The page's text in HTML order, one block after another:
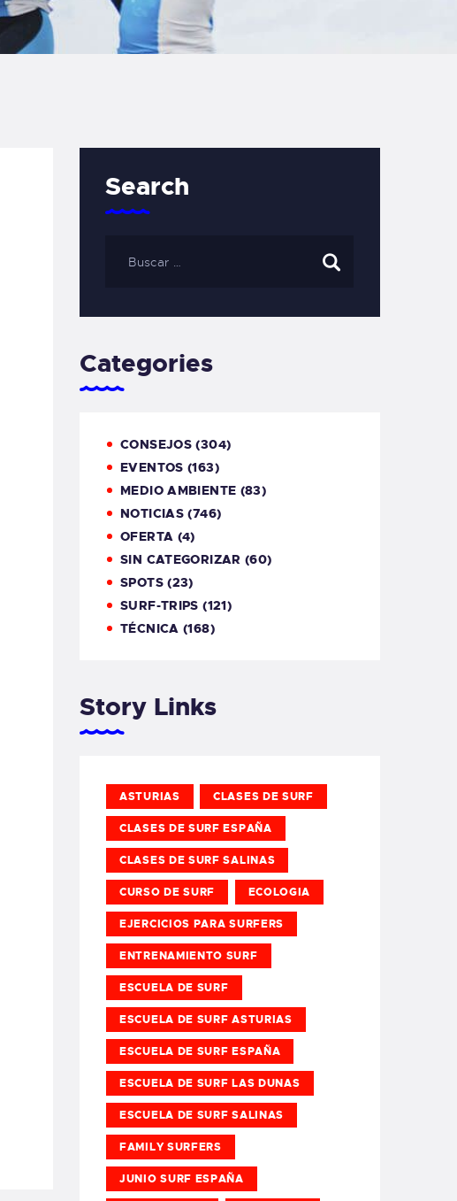
Search
Categories
CONSEJOS (304)
EVENTOS (163)
MEDIO AMBIENTE (83)
NOTICIAS (746)
OFERTA (4)
SIN CATEGORIZAR (60)
SPOTS(23)
SURF-TRIPS (121)
TÉCNICA (168)
Story Links
ASTURIAS CLASES DE SURF
CLASES DE SURF ESPAÑA
CLASES DE SURF SALINAS
CURSO DE SURF ECOLOGIA
EJERCICIOS PARA SURFERS
ENTRENAMIENTO SURF
ESCUELA DE SURF
ESCUELA DE SURF ASTURIAS
ESCUELA DE SURF ESPAÑA
ESCUELA DE SURF LAS DUNAS
ESCUELA DE SURF SALINAS
FAMILY SURFERS
JUNIO SURF ESPAÑA